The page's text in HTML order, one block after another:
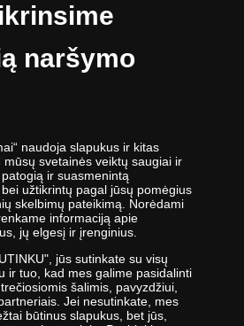
yra
parduotuvėje adresu
PASIŪLYMŲ
prekė bus sandėlyje.
naršymo
naudoja slapukus ir kitas
svetainės veiktų saugiai ir
ir suasmenintą
užtikrintų pagal jūsų pomėgius
skelbimų pateikimą. Norėdami
informaciją apie
jų elgesį ir įrenginius.
jūs sutinkate su visų
ir tuo, kad mes galime pasidalinti
šalimis, pavyzdžiui,
Jei nesutinkate, mes
būtinus slapukus, bet jūs,